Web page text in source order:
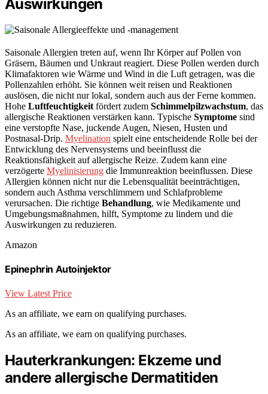
Auswirkungen
Saisonale Allergien treten auf, wenn Ihr Körper auf Pollen von
Gräsern, Bäumen und Unkraut reagiert. Diese Pollen werden durch
Klimafaktoren wie Wärme und Wind in die Luft getragen, was die
Pollenzahlen erhöht. Sie können weit reisen und Reaktionen
auslösen, die nicht nur lokal, sondern auch aus der Ferne kommen.
Hohe Luftfeuchtigkeit fördert zudem Schimmelpilzwachstum, das
allergische Reaktionen verstärken kann. Typische Symptome sind
eine verstopfte Nase, juckende Augen, Niesen, Husten und
Postnasal-Drip. Myelination spielt eine entscheidende Rolle bei der
Entwicklung des Nervensystems und beeinflusst die
Reaktionsfähigkeit auf allergische Reize. Zudem kann eine
verzögerte Myelinisierung die Immunreaktion beeinflussen. Diese
Allergien können nicht nur die Lebensqualität beeinträchtigen,
sondern auch Asthma verschlimmern und Schlafprobleme
verursachen. Die richtige Behandlung, wie Medikamente und
Umgebungsmaßnahmen, hilft, Symptome zu lindern und die
Auswirkungen zu reduzieren.
Amazon
Epinephrin Autoinjektor
View Latest Price
As an affiliate, we earn on qualifying purchases.
As an affiliate, we earn on qualifying purchases.
Hauterkrankungen: Ekzeme und
andere allergische Dermatitiden